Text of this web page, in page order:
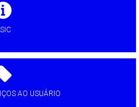
AO USUÁRIO